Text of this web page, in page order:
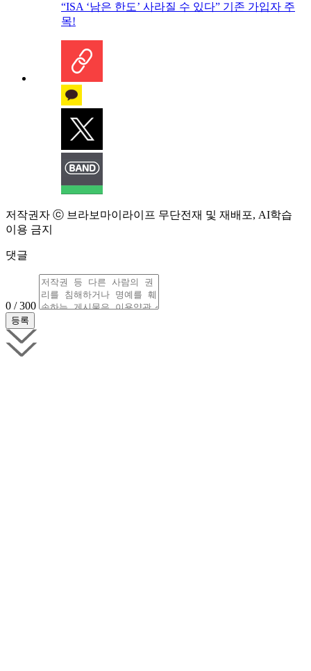
“ISA ‘남은 한도’ 사라질 수 있다” 기존 가입자 주
목!
저작권자 ⓒ 브라보마이라이프 무단전재 및 재배포, AI학습
이용 금지
댓글
0 / 300